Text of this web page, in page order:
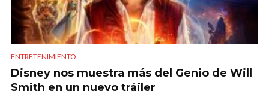
ENTRETENIMIENTO
Disney nos muestra más del Genio de Will
Smith en un nuevo tráiler